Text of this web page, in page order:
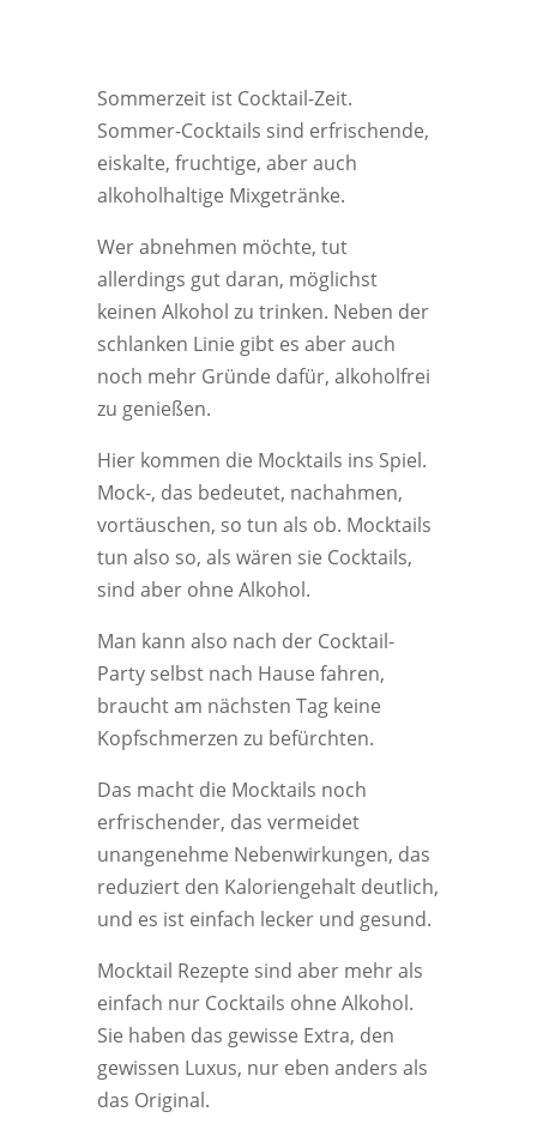
Sommerzeit ist Cocktail-Zeit.
Sommer-Cocktails sind erfrischende,
eiskalte, fruchtige, aber auch
alkoholhaltige Mixgetränke.
Wer abnehmen möchte, tut
allerdings gut daran, möglichst
keinen Alkohol zu trinken. Neben der
schlanken Linie gibt es aber auch
noch mehr Gründe dafür, alkoholfrei
zu genießen.
Hier kommen die Mocktails ins Spiel.
Mock-, das bedeutet, nachahmen,
vortäuschen, so tun als ob. Mocktails
tun also so, als wären sie Cocktails,
sind aber ohne Alkohol.
Man kann also nach der Cocktail-
Party selbst nach Hause fahren,
braucht am nächsten Tag keine
Kopfschmerzen zu befürchten.
Das macht die Mocktails noch
erfrischender, das vermeidet
unangenehme Nebenwirkungen, das
reduziert den Kaloriengehalt deutlich,
und es ist einfach lecker und gesund.
Mocktail Rezepte sind aber mehr als
einfach nur Cocktails ohne Alkohol.
Sie haben das gewisse Extra, den
gewissen Luxus, nur eben anders als
das Original.